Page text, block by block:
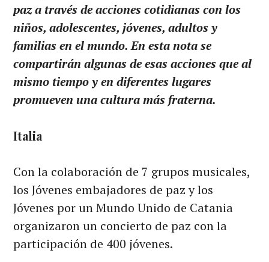
paz a través de acciones cotidianas con los
niños, adolescentes, jóvenes, adultos y
familias en el mundo. En esta nota se
compartirán algunas de esas acciones que al
mismo tiempo y en diferentes lugares
promueven una cultura más fraterna.
Italia
Con la colaboración de 7 grupos musicales,
los Jóvenes embajadores de paz y los
Jóvenes por un Mundo Unido de Catania
organizaron un concierto de paz con la
participación de 400 jóvenes.